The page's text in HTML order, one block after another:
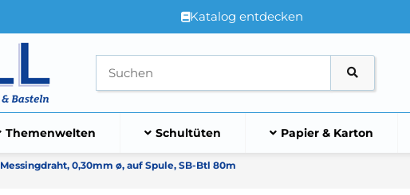
Katalog entdecken
Themenwelten Schultüten Papier & Karton
Messingdraht, 0,30mm ø, auf Spule, SB-Btl 80m